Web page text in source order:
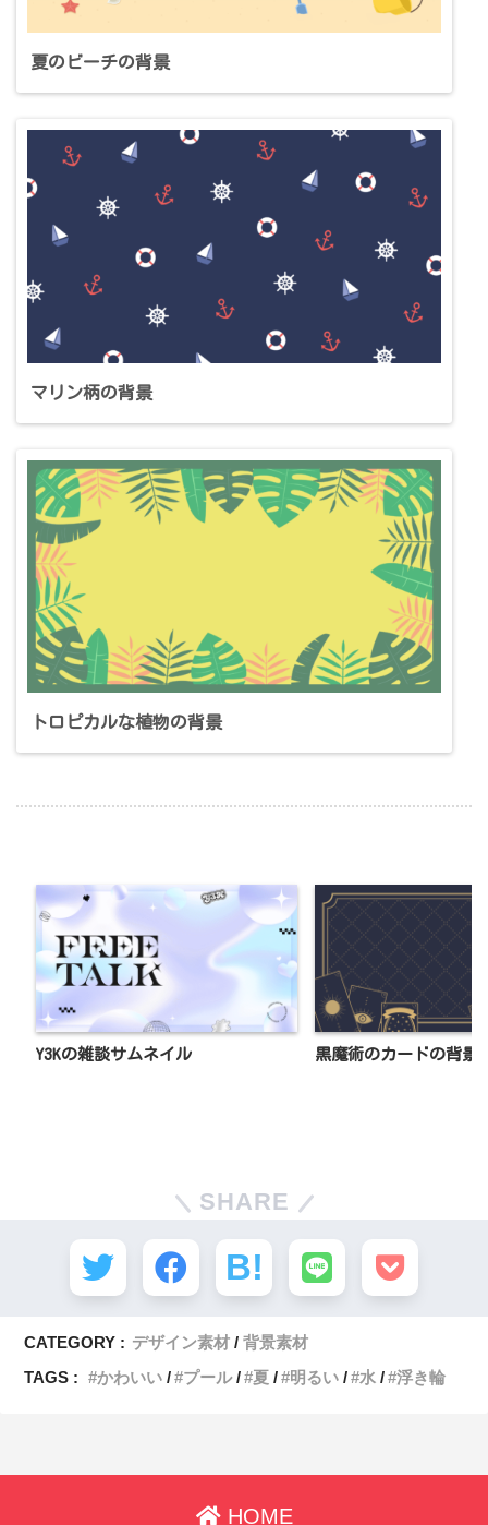
夏のビーチの背景
マリン柄の背景
トロピカルな植物の背景
Y3Kの雑談サムネイル 黒魔術のカードの背景
SHARE
CATEGORY : デザイン素材
背景素材
TAGS :
かわいい プール 夏 明るい 水 浮き輪
HOME